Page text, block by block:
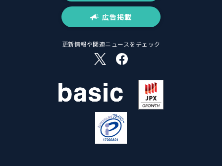
広告掲載
更新情報や関連ニュースをチェック